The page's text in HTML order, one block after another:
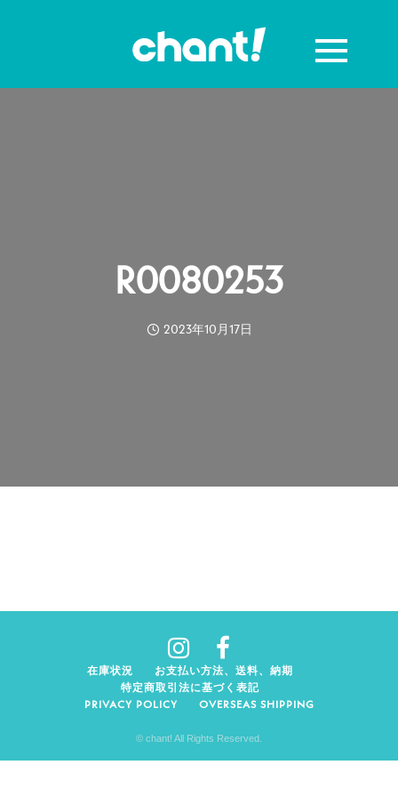
R0080253
2023年10月17日
在庫状況
お支払い方法、送料、納期
特定商取引法に基づく表記
PRIVACY POLICY
OVERSEAS SHIPPING
© chant! All Rights Reserved.